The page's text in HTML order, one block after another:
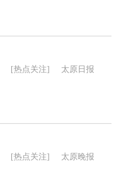
[热点关注] 太原日报
[热点关注] 太原晚报